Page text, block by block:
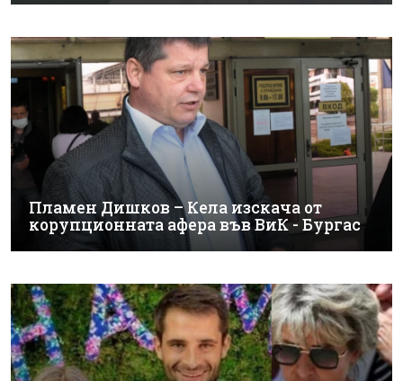
Пламен Дишков – Кела изскача от
корупционната афера във ВиК - Бургас